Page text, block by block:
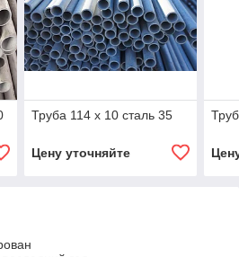
Труба 114 х 10 сталь 35
Цену уточняйте